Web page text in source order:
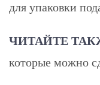
для упаковки
ЧИТАЙТЕ
которые можно